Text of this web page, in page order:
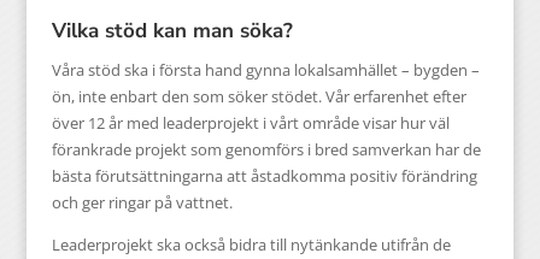
Vilka stöd kan man söka?
Våra stöd ska i första hand gynna lokalsamhället – bygden –
ön, inte enbart den som söker stödet. Vår erfarenhet efter
över 12 år med leaderprojekt i vårt område visar hur väl
förankrade projekt som genomförs i bred samverkan har de
bästa förutsättningarna att åstadkomma positiv förändring
och ger ringar på vattnet.
Leaderprojekt ska också bidra till nytänkande utifrån de